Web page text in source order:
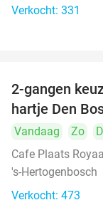
Verkocht: 331
2-gangen
hartje Den
Vandaag Zo
Cafe Plaats
's-Hertogenbosch
Verkocht: 473